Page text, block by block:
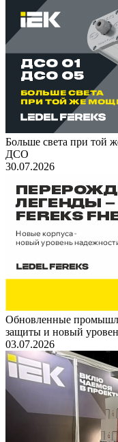
Больше света при той
ДСО
30.07.2026
Обновленные
защиты и новый
03.07.2026